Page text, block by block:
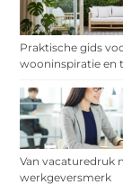
Praktische gids
wooninspiratie en
Van vacaturedruk
werkgeversmerk